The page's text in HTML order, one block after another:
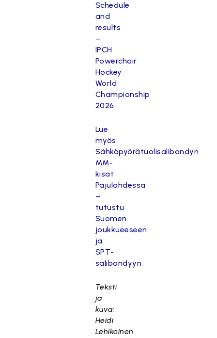
Schedule
and
results
–
IPCH
Powerchair
Hockey
World
Championship
2026
Lue
myös:
Sähköpyörätuolisalibandyn
MM-
kisat
Pajulahdessa
–
tutustu
Suomen
joukkueeseen
ja
SPT-
salibandyyn
Teksti
ja
kuva:
Heidi
Lehikoinen